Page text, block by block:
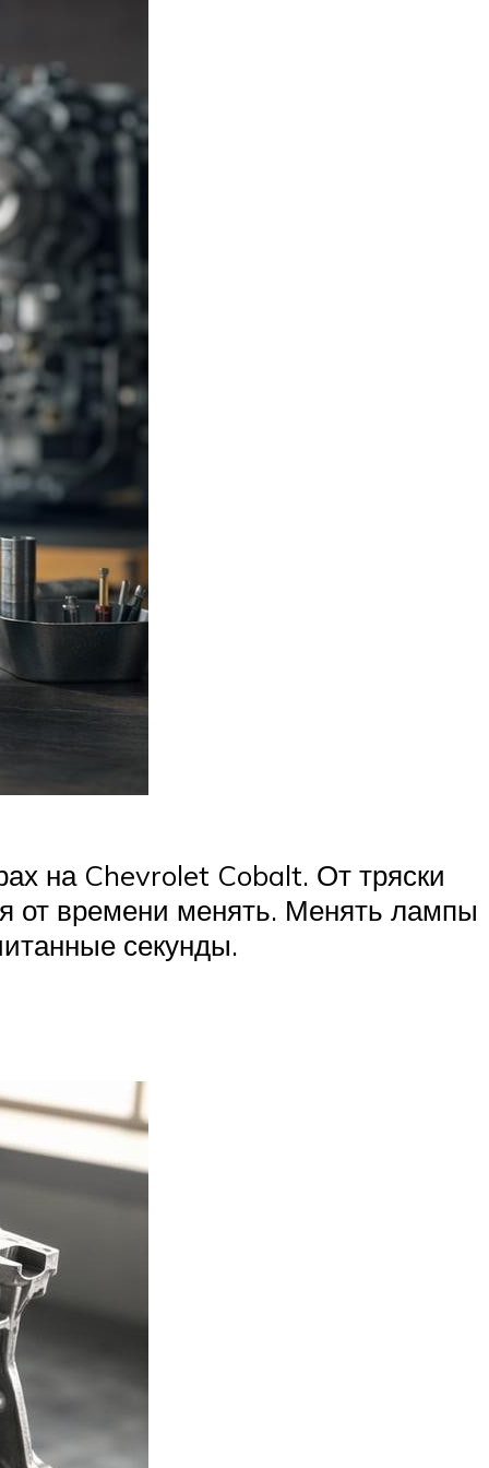
на Chevrolet Cobalt. От тряски
от времени менять. Менять лампы
секунды.